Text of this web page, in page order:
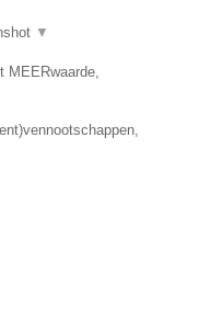
▼
MEERwaarde,